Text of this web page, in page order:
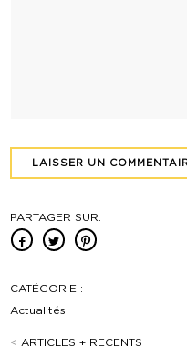
PARTAGER SUR:
CATÉGORIE :
Actualités
< ARTICLES + RECENTS